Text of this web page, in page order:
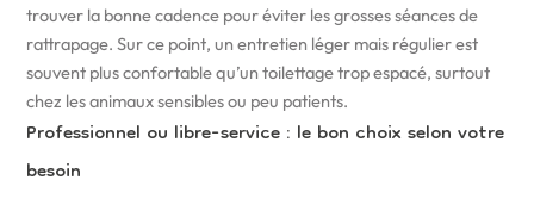
trouver la bonne cadence pour éviter les grosses séances de
rattrapage. Sur ce point, un entretien léger mais régulier est
souvent plus confortable qu’un toilettage trop espacé, surtout
chez les animaux sensibles ou peu patients.
Professionnel ou libre-service : le bon choix selon votre
besoin